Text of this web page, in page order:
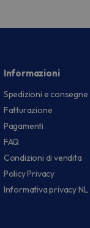
Informazioni
Spedizioni e consegne
Fatturazione
Pagamenti
FAQ
Condizioni di vendita
Policy Privacy
Informativa privacy NL